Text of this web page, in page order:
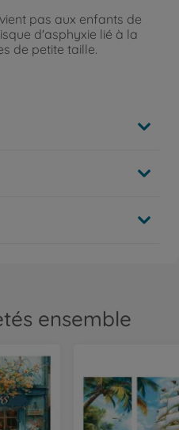
pas aux enfants de
d'asphyxie lié à la
de petite taille.
ensemble